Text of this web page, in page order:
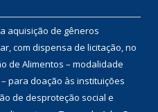
TERMO DE EXECUÇÃO
NACIONAL ALDIR BLANC
Nº 14.399/2022)
13 de julho de
realização de Pré- cadastro
Sócios Assistenciais com